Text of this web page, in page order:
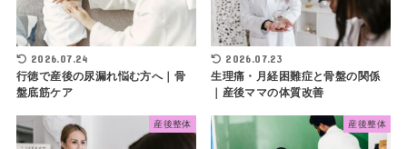
2026.07.24
行徳で産後の尿漏れ悩む方へ｜骨
盤底筋ケア
2026.07.23
生理痛・月経困難症と骨盤の関係
｜産後ママの体質改善
産後整体 産後整体